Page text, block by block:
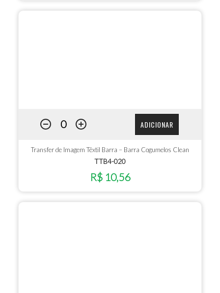
ADICIONAR
Transfer de Imagem Têxtil Barra – Barra Cogumelos Clean
TTB4-020
R$ 10,56